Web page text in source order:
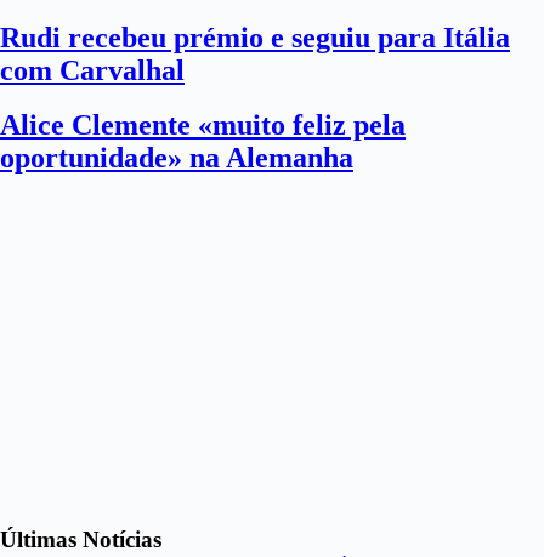
Rudi recebeu prémio e seguiu para Itália
com Carvalhal
Alice Clemente «muito feliz pela
oportunidade» na Alemanha
Últimas Notícias